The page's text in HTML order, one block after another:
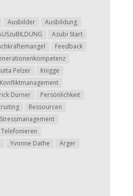
Ausbilder
Ausbildung
Azubi Start
Feedback
Jutta Pelzer
Knigge
Konfliktmanagement
Durner
Persönlichkeit
Ressourcen
Stressmanagement
Telefonieren
Yvonne Dathe Ärger